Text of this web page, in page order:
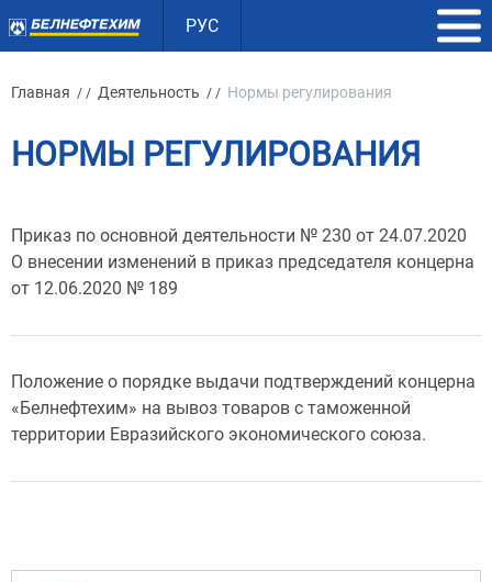
РУС
Главная / / Деятельность / / Нормы регулирования
НОРМЫ РЕГУЛИРОВАНИЯ
Приказ по основной деятельности № 230 от 24.07.2020
О внесении изменений в приказ председателя концерна
от 12.06.2020 № 189
Положение о порядке выдачи подтверждений концерна
«Белнефтехим» на вывоз товаров с таможенной
территории Евразийского экономического союза.